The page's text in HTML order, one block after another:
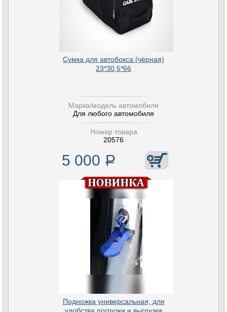
Сумка для автобокса (чёрная)
23*30,5*66
Марка/модель автомобиля
Для любого автомобиля
Номер товара
20576
5 000 Р
Подножка универсальная, для